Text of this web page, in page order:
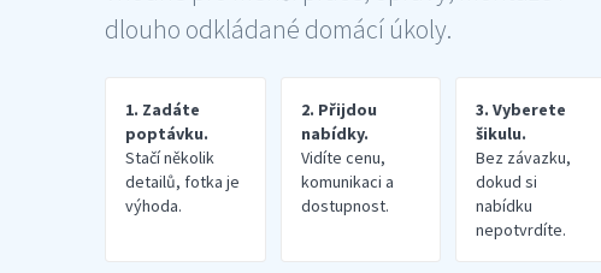
dlouho odkládané domácí úkoly.
1. Zadáte
poptávku.
Stačí několik
detailů, fotka je
výhoda.
2. Přijdou
nabídky.
Vidíte cenu,
komunikaci a
dostupnost.
3. Vyberete
šikulu.
Bez závazku,
dokud si
nabídku
nepotvrdíte.